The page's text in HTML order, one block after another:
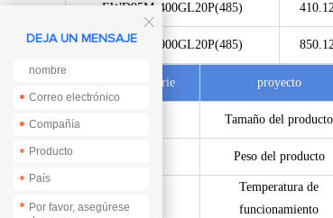
EWD95M-400GL20P(485)
EWD95M-900GL20P(485)
Número de serie proyecto
Tamaño del producto
Peso del producto
Temperatura de
funcionamiento

DEJA UN MENSAJE
*
*
*
*
*
*
*